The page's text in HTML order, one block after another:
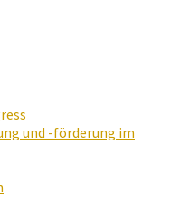
und -förderung im